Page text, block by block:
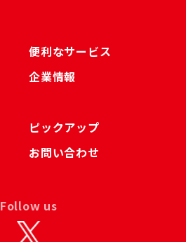
便利なサービス
企業情報
ピックアップ
お問い合わせ
Follow us